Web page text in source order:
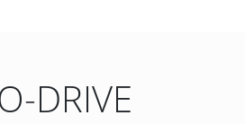
DRIVE